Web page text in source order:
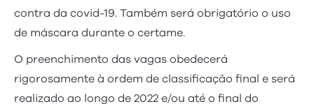
contra da covid-19. Também será obrigatório o uso
de máscara durante o certame.
O preenchimento das vagas obedecerá
rigorosamente à ordem de classificação final e será
realizado ao longo de 2022 e/ou até o final do